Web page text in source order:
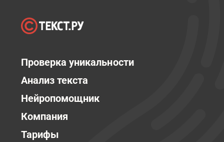
Проверка уникальности
Анализ текста
Нейропомощник
Компания
Тарифы